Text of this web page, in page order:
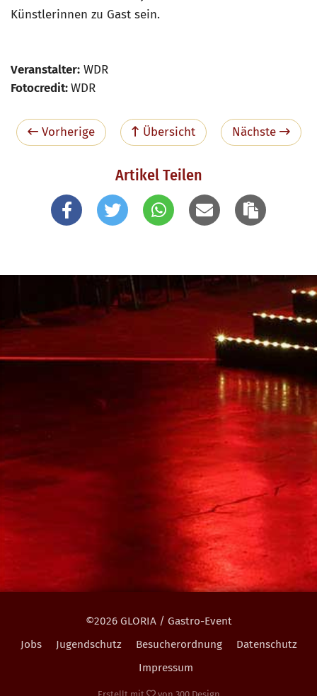
Künstlerinnen zu Gast sein.
Veranstalter: WDR
Fotocredit:WDR
Vorherige Übersicht Nächste
Artikel Teilen
©2026 GLORIA / Gastro-Event
Jobs
Jugendschutz Besucherordnung
Datenschutz
Impressum